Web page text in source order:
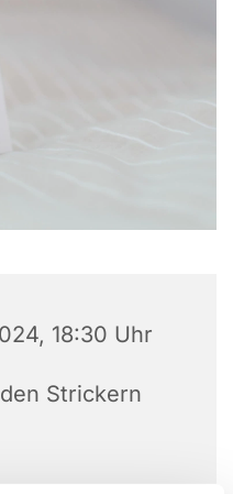
18:30 Uhr
Strickern